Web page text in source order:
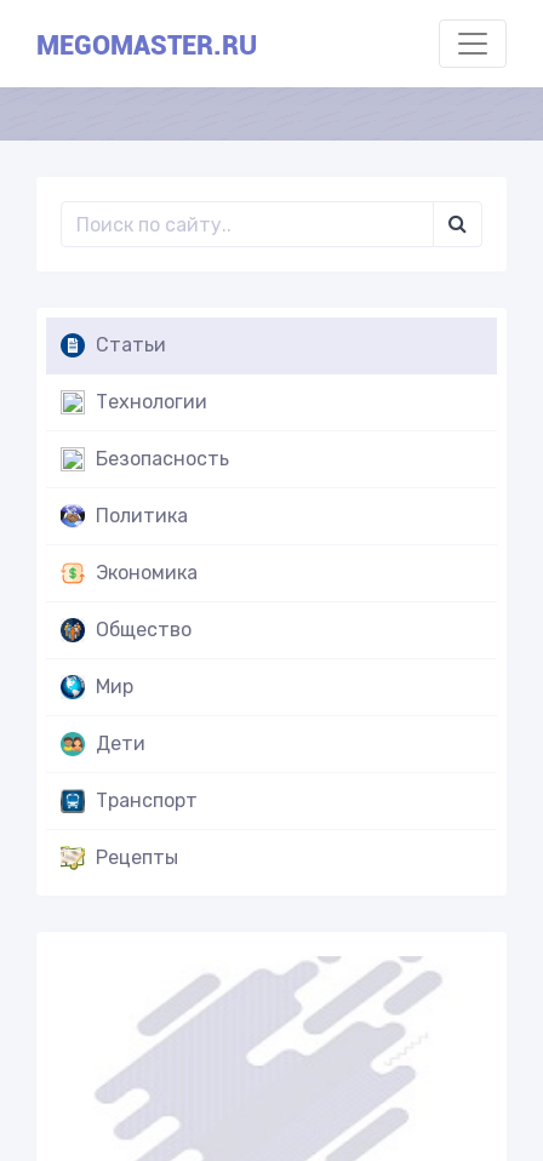
MEGOMASTER.RU
Статьи
Технологии
Безопасность
Политика
Экономика
Общество
Мир
Дети
Транспорт
Рецепты